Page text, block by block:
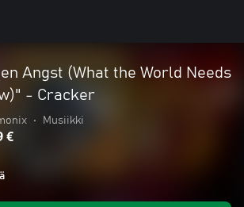
Angst (What the World Needs
- Cracker
• Musiikki
€